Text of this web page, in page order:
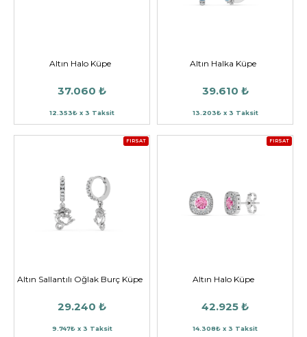
Altın Halo Küpe
37.060 ₺
12.353₺ x 3 Taksit
Altın Halka Küpe
39.610 ₺
13.203₺ x 3 Taksit
FIRSAT
Altın Sallantılı Oğlak Burç Küpe
29.240 ₺
9.747₺ x 3 Taksit
FIRSAT
Altın Halo Küpe
42.925 ₺
14.308₺ x 3 Taksit